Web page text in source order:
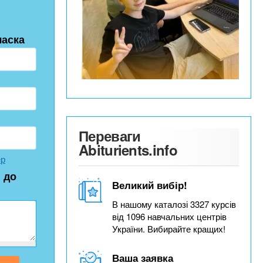
до
Переваги
Abiturients.info
Великий вибір!
В нашому каталозі 3327 курсів
від 1096 навчальних центрів
України. Вибирайте кращих!
Ваша заявка